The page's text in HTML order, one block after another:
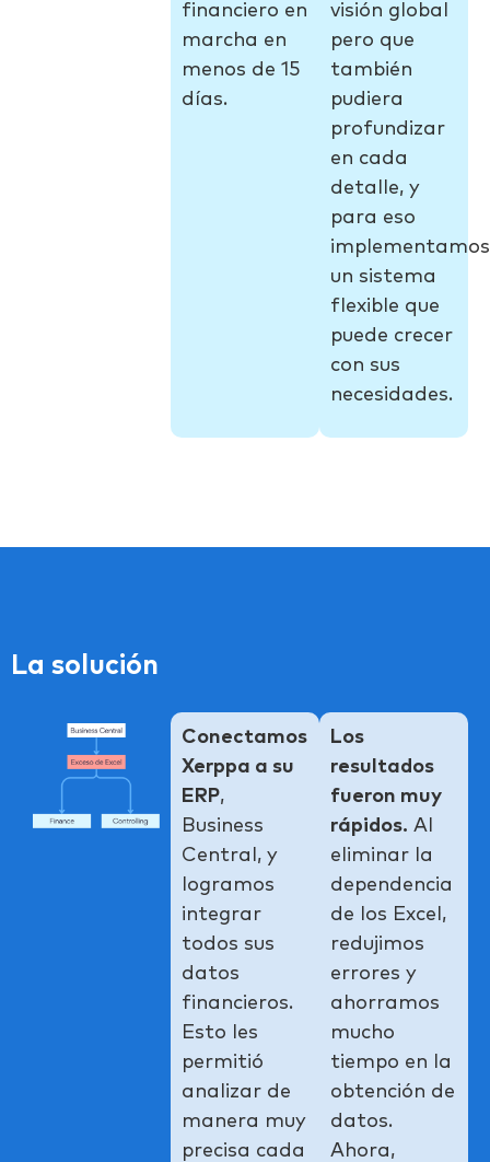
financiero en
marcha en
menos de 15
días.
visión global
pero que
también
pudiera
profundizar
en cada
detalle, y
para eso
implementamos
un sistema
flexible que
puede crecer
con sus
necesidades.
La solución
Conectamos
Xerppa a su
ERP,
Business
Central, y
logramos
integrar
todos sus
datos
financieros.
Esto les
permitió
analizar de
manera muy
precisa cada
Los
resultados
fueron muy
rápidos. Al
eliminar la
dependencia
de los Excel,
redujimos
errores y
ahorramos
mucho
tiempo en la
obtención de
datos.
Ahora,